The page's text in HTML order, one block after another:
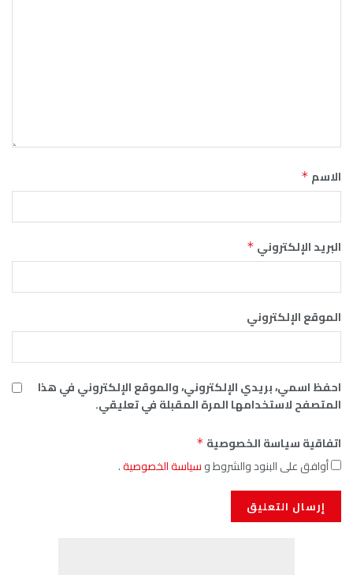
الاسم *
البريد الإلكتروني *
الموقع الإلكتروني
احفظ اسمي، بريدي الإلكتروني، والموقع الإلكتروني في هذا
المتصفح لاستخدامها المرة المقبلة في تعليقي.
اتفاقية سياسة الخصوصية *
أوافق على البنود والشروط وسياسة الخصوصية.